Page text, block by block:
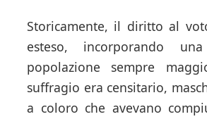
Storicamente, il diritto al
esteso, incorporando
popolazione sempre
suffragio era censitario,
a coloro che avevano